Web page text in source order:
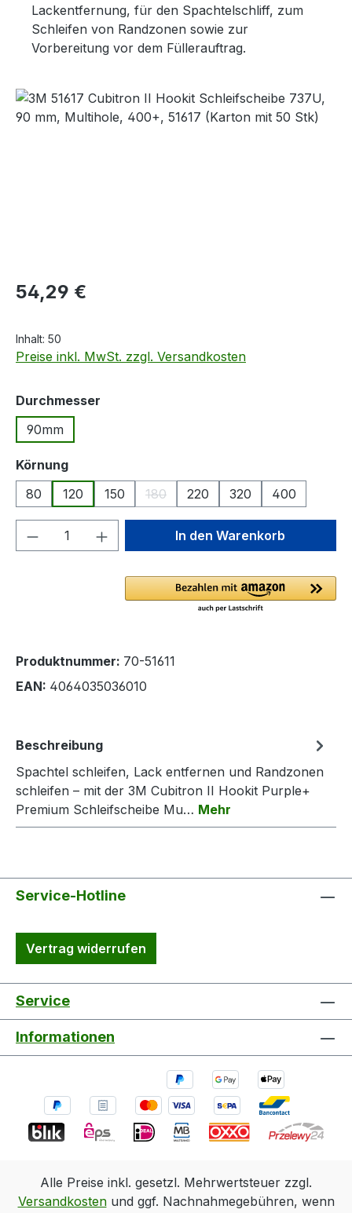
Lackentfernung, für den Spachtelschliff, zum
Schleifen von Randzonen sowie zur
Vorbereitung vor dem Füllerauftrag.
Bildergalerie überspringen
Regulärer Preis:
54,29 €
Inhalt: 50
Preise inkl. MwSt. zzgl. Versandkosten
Durchmesser
90mm
Körnungauswählen
80
120 150 180
(Diese Option ist zurzeit nicht
220 320 400
Produkt Anzahl: Gib denIn den Warenkorb
Produktnummer: 70-51611
EAN: 4064035036010
Beschreibung
Spachtel schleifen, Lack entfernen und Randzonen
schleifen – mit der 3M Cubitron II Hookit Purple+
Premium Schleifscheibe Mu… Mehr
Service-Hotline
Vertrag widerrufen
Service
Informationen
Alle Preise inkl. gesetzl. Mehrwertsteuer zzgl.
Versandkostenund ggf. Nachnahmegebühren, wenn